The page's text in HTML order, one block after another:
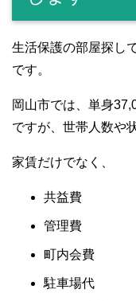
生活保護の部屋探し
です。
岡山市では、単身
ですが、世帯人数や
家賃だけでなく、
共益費
管理費
町内会費
駐車場代